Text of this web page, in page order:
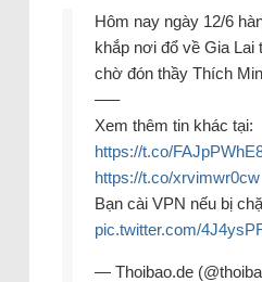
Hôm nay ngày 12/6
khắp nơi đổ về Gia
chờ đón thầy Thích
—–
Xem thêm tin khác tại:
https://t.co/
https://t.co/xrvimwr0cw
Bạn cài VPN nếu bị
pic.twitter.com/
— Thoibao.de